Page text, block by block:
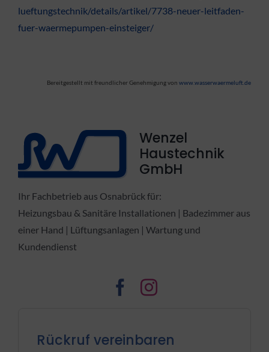
lueftungstechnik/details/artikel/7738-neuer-leitfaden-
fuer-waermepumpen-einsteiger/
Bereitgestellt mit freundlicher Genehmigung vonwww.wasserwaermeluft.de
Wenzel
Haustechnik
GmbH
Ihr Fachbetrieb aus Osnabrück für:
Heizungsbau & Sanitäre Installationen | Badezimmer aus
einer Hand | Lüftungsanlagen | Wartung und
Kundendienst
Rückruf vereinbaren